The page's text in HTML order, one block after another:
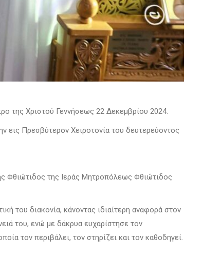
της Χριστού Γεννήσεως 22 Δεκεμβρίου 2024.
εις Πρεσβύτερον Χειροτονία του δευτερεύοντος
Φθιώτιδος της Ιεράς Μητροπόλεως Φθιώτιδος
του διακονία, κάνοντας ιδιαίτερη αναφορά στον
του, ενώ με δάκρυα ευχαρίστησε τον
τον περιβάλει, τον στηρίζει και τον καθοδηγεί.